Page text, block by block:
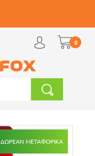
0
ΔΩΡΕΆΝ ΜΕΤΑΦΟΡΙΚΆ